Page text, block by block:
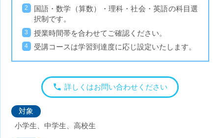
国語・数学（算数）・理科・社会・英語の科目選
択制です。
授業時間帯を合わせてご確認ください。
受講コースは学習到達度に応じ設定いたします。
詳しくはお問い合わせください
対象
小学生、中学生、高校生